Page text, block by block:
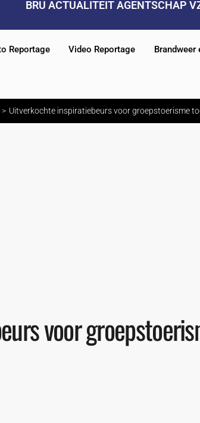
BRU ACTUALITEIT AGENTSCHAP
Reportage Video Reportage
Uitverkochte inspiratiebeurs voor groepstoerisme
voor